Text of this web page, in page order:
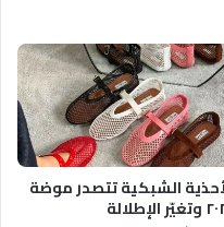
الشبكية تتصدر موضة